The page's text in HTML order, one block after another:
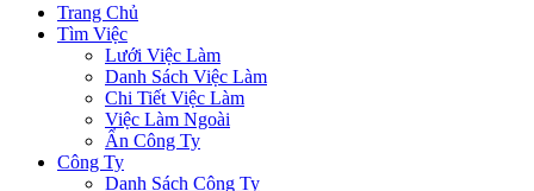
Trang Chủ
Tìm Việc
Lưới Việc Làm
Danh Sách Việc Làm
Chi Tiết Việc Làm
Việc Làm Ngoài
Ẩn Công Ty
Công Ty
Danh Sách Công Ty